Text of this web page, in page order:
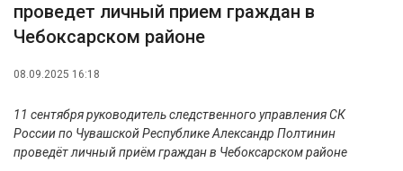
проведет личный прием граждан в
Чебоксарском районе
08.09.2025 16:18
11 сентября руководитель следственного управления СК
России по Чувашской Республике Александр Полтинин
проведёт личный приём граждан в Чебоксарском районе